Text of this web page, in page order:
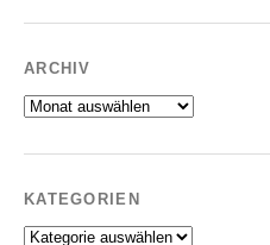
ARCHIV
Archiv
KATEGORIEN
Kategorien